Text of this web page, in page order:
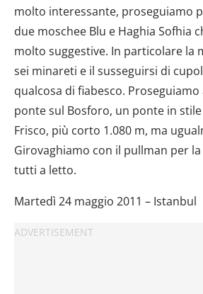
molto interessante, proseguiamo
due moschee Blu e Haghia Sofhia
molto suggestive. In particolare la
sei minareti e il susseguirsi di
qualcosa di fiabesco.
ponte sul Bosforo, un ponte in
Frisco, più corto 1.080 m, ma
Girovaghiamo con il pullman per
tutti a letto.
Martedì 24 maggio 2011 – Istanbul